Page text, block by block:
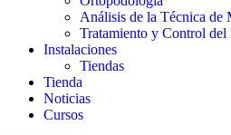
Análisis de la Técnica de
Tratamiento y Control del
Instalaciones
Tiendas
Tienda
Noticias
Cursos